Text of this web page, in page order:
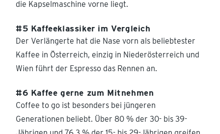
die Kapselmaschine vorne liegt.
#5 Kaffeeklassiker im Vergleich
Der Verlängerte hat die Nase vorn als beliebtester
Kaffee in Österreich, einzig in Niederösterreich und
Wien führt der Espresso das Rennen an.
#6 Kaffee gerne zum Mitnehmen
Coffee to go ist besonders bei jüngeren
Generationen beliebt. Über 80 % der 30- bis 39-